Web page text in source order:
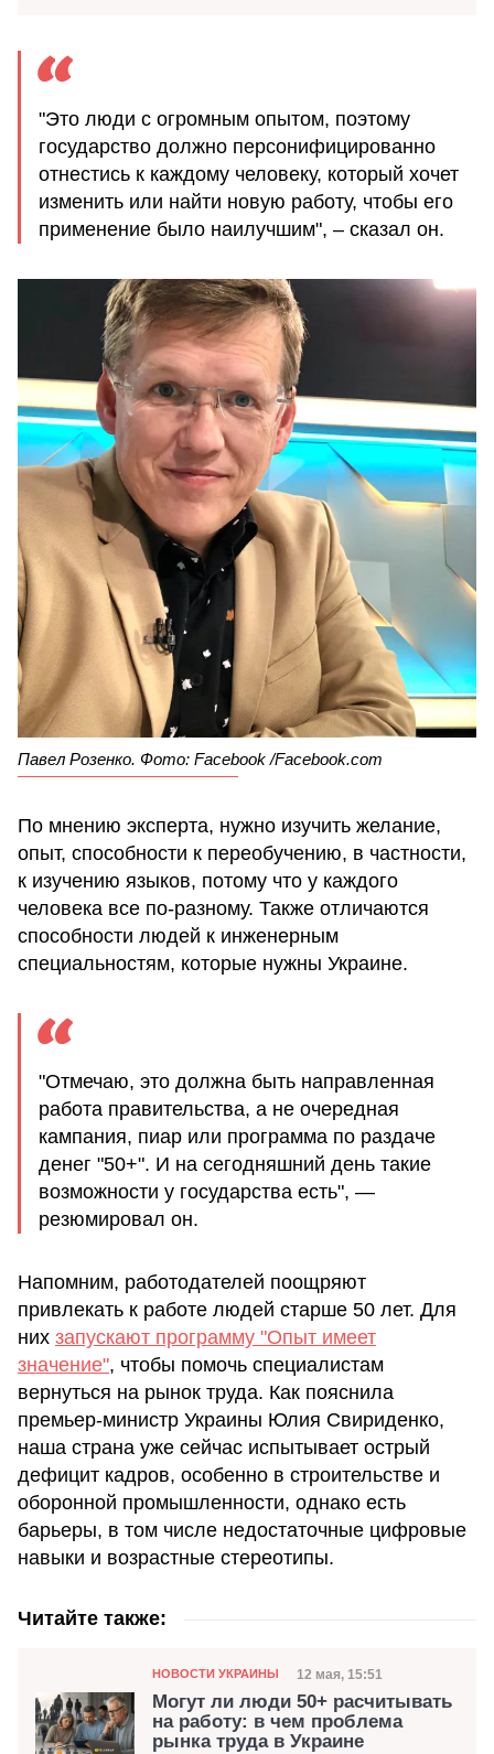
"Это люди с огромным опытом, поэтому
государство должно персонифицированно
отнестись к каждому человеку, который хочет
изменить или найти новую работу, чтобы его
применение было наилучшим", – сказал он.
Павел Розенко. Фото: Facebook /Facebook.com
По мнению эксперта, нужно изучить желание,
опыт, способности к переобучению, в частности,
к изучению языков, потому что у каждого
человека все по-разному. Также отличаются
способности людей к инженерным
специальностям, которые нужны Украине.
"Отмечаю, это должна быть направленная
работа правительства, а не очередная
кампания, пиар или программа по раздаче
денег "50+". И на сегодняшний день такие
возможности у государства есть", —
резюмировал он.
Напомним, работодателей поощряют
привлекать к работе людей старше 50 лет. Для
них запускают программу "Опыт имеет
значение", чтобы помочь специалистам
вернуться на рынок труда. Как пояснила
премьер-министр Украины Юлия Свириденко,
наша страна уже сейчас испытывает острый
дефицит кадров, особенно в строительстве и
оборонной промышленности, однако есть
барьеры, в том числе недостаточные цифровые
навыки и возрастные стереотипы.
Читайте также:
Категория
НОВОСТИ УКРАИНЫ Дата публикации
12 мая, 15:51
Могут ли люди 50+ расчитывать
на работу: в чем проблема
рынка труда в Украине